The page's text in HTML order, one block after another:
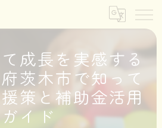
成長を実感する
茨木市で知って
策と補助金活用
ガイド